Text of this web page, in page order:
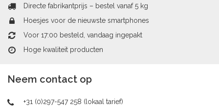
Directe fabrikantprijs – bestel vanaf 5 kg
Hoesjes voor de nieuwste smartphones
Voor 17:00 besteld, vandaag ingepakt
Hoge kwaliteit producten
Neem contact op
+31 (0)297-547 258 (lokaal tarief)